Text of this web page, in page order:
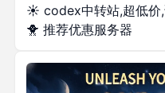
☀️ codex中转站,超低价
🐥 推荐优惠服务器